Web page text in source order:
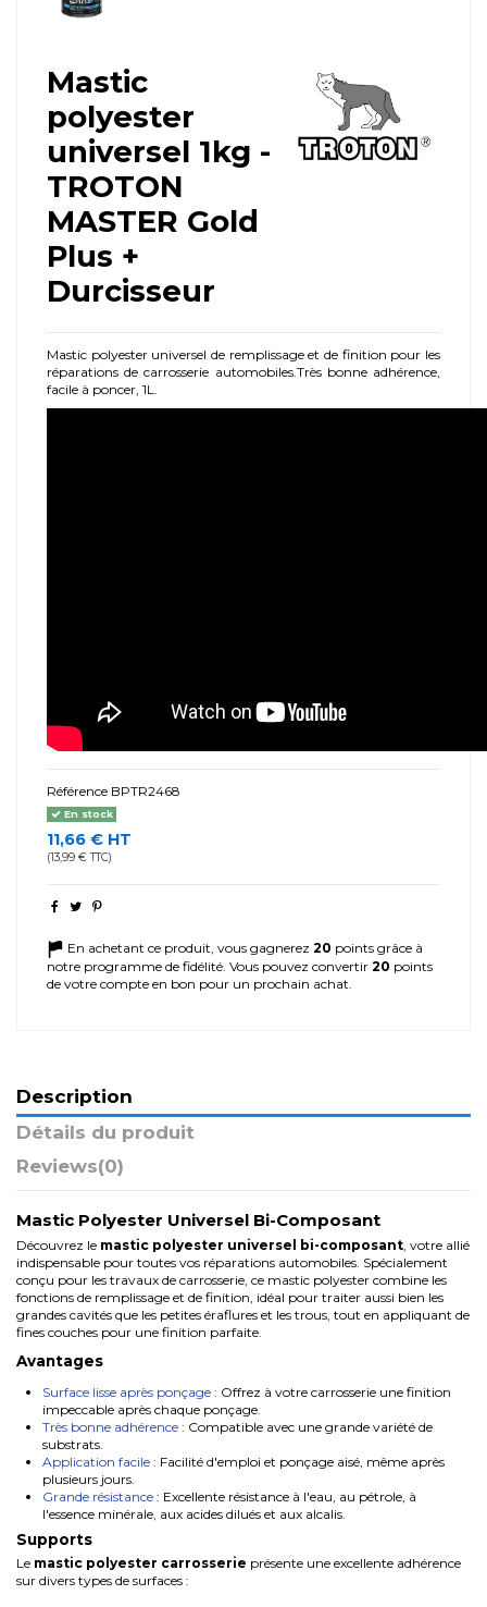
Mastic
polyester
universel 1kg -
TROTON
MASTER Gold
Plus +
Durcisseur
Mastic polyester universel de remplissage et de finition pour les
réparations de carrosserie automobiles.Très bonne adhérence,
facile à poncer, 1L.
Référence BPTR2468
En stock
11,66 € HT
(13,99 € TTC)
En achetant ce produit, vous gagnerez 20 points grâce à
notre programme de fidélité. Vous pouvez convertir 20 points
de votre compte en bon pour un prochain achat.
Description
Détails du produit
Reviews(0)
Mastic Polyester Universel Bi-Composant
Découvrez le mastic polyester universel bi-composant, votre allié
indispensable pour toutes vos réparations automobiles. Spécialement
conçu pour les travaux de carrosserie, ce mastic polyester combine les
fonctions de remplissage et de finition, idéal pour traiter aussi bien les
grandes cavités que les petites éraflures et les trous, tout en appliquant de
fines couches pour une finition parfaite.
Avantages
Surface lisse après ponçage : Offrez à votre carrosserie une finition
impeccable après chaque ponçage.
Très bonne adhérence : Compatible avec une grande variété de
substrats.
Application facile : Facilité d'emploi et ponçage aisé, même après
plusieurs jours.
Grande résistance : Excellente résistance à l'eau, au pétrole, à
l'essence minérale, aux acides dilués et aux alcalis.
Supports
Le mastic polyester carrosserie présente une excellente adhérence
sur divers types de surfaces :